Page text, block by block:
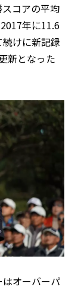
コアの平均
年に11.6
けに新記録
新となった
オーバーパ